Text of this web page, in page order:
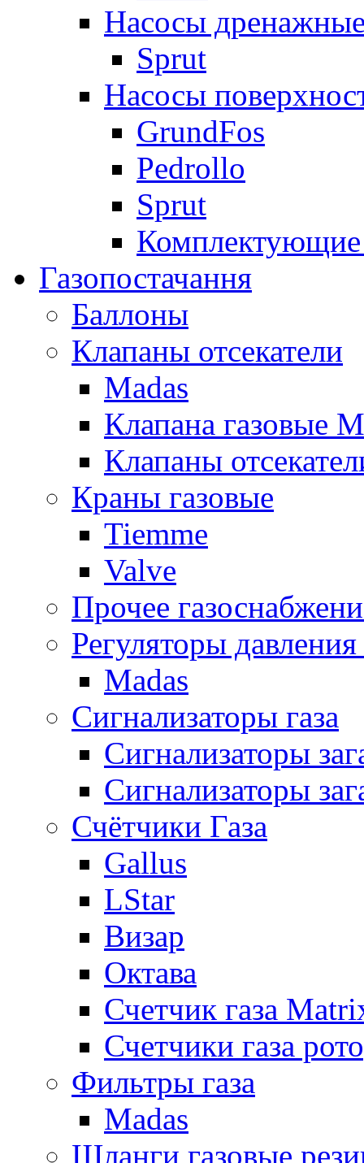
Насосы
Sprut
Насосы
GrundFos
Pedrollo
Sprut
Комплектующие
Газопостачання
Баллоны
Клапаны отсекатели
Madas
Клапана газовые
Клапаны
Краны газовые
Tiemme
Valve
Прочее
Регуляторы давления
Madas
Сигнализаторы газа
Сигнализаторы
Сигнализаторы
Счётчики Газа
Gallus
LStar
Визар
Октава
Счетчик газа
Счетчики газа
Фильтры газа
Madas
Шланги газовые